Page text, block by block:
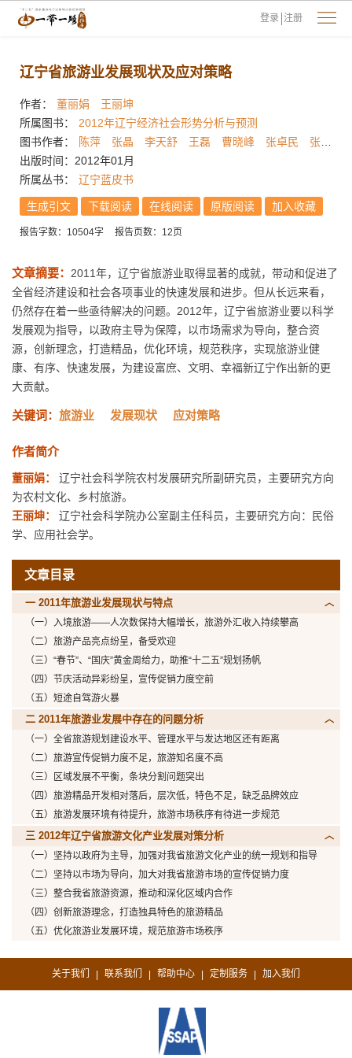
登录 注册
辽宁省旅游业发展现状及应对策略
作者： 董丽娟
王丽坤
所属图书：
2012年辽宁经济社会形势分析与预测
图书作者：
陈萍 张晶 李天舒 王磊 曹晓峰 张卓民
张天维
出版时间：2012年01月
所属丛书：
辽宁蓝皮书
生成引文 下载阅读 在线阅读 原版阅读 加入收藏
报告字数：10504字 报告页数：12页
文章摘要： 2011年，辽宁省旅游业取得显著的成就，带动和促进了
全省经济建设和社会各项事业的快速发展和进步。但从长远来看，
仍然存在着一些亟待解决的问题。2012年，辽宁省旅游业要以科学
发展观为指导，以政府主导为保障，以市场需求为导向，整合资
源，创新理念，打造精品，优化环境，规范秩序，实现旅游业健
康、有序、快速发展，为建设富庶、文明、幸福新辽宁作出新的更
大贡献。
关键词： 旅游业 发展现状 应对策略
作者简介
董丽娟：
辽宁社会科学院农村发展研究所副研究员，主要研究方向
为农村文化、乡村旅游。
王丽坤：
辽宁社会科学院办公室副主任科员，主要研究方向：民俗
学、应用社会学。
文章目录
一 2011年旅游业发展现状与特点
（一）入境旅游——人次数保持大幅增长，旅游外汇收入持续攀高
（二）旅游产品亮点纷呈，备受欢迎
（三）“春节”、“国庆”黄金周给力，助推“十二五”规划扬帆
（四）节庆活动异彩纷呈，宣传促销力度空前
（五）短途自驾游火暴
二 2011年旅游业发展中存在的问题分析
（一）全省旅游规划建设水平、管理水平与发达地区还有距离
（二）旅游宣传促销力度不足，旅游知名度不高
（三）区域发展不平衡，条块分割问题突出
（四）旅游精品开发相对落后，层次低，特色不足，缺乏品牌效应
（五）旅游发展环境有待提升，旅游市场秩序有待进一步规范
三 2012年辽宁省旅游文化产业发展对策分析
（一）坚持以政府为主导，加强对我省旅游文化产业的统一规划和指导
（二）坚持以市场为导向，加大对我省旅游市场的宣传促销力度
（三）整合我省旅游资源，推动和深化区域内合作
（四）创新旅游理念，打造独具特色的旅游精品
（五）优化旅游业发展环境，规范旅游市场秩序
关于我们 | 联系我们 | 帮助中心 | 定制服务 | 加入我们